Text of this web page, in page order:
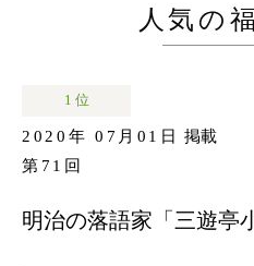
人気の
1 位
2020年 07月01日
掲載
第71回
明治の落語家「三遊亭